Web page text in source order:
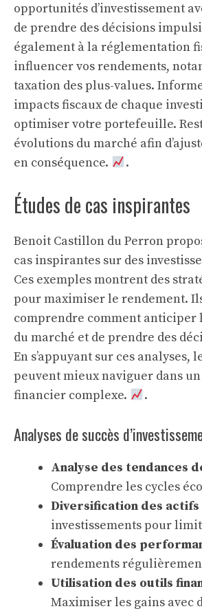
opportunités d’investissement
de prendre des décisions
également à laréglementation
influencer vos rendements,
taxation des plus-values.
impacts fiscaux de chaque
optimiser votre portefeuille.
évolutions du marché afin
en conséquence.
.
Études de cas inspirantes
Benoit Castillon du Perron
cas inspirantes sur des
Ces exemples montrent des
pour maximiser le rendement.
comprendre comment anticiper
du marché et de prendre des
En s’appuyant sur ces analyses,
peuvent mieux naviguer dans
financier complexe.
.
Analyses de succès
Analyse des tendances
Comprendre les cycles
Diversification des actifs
investissements pour
Évaluation des
rendements
Utilisation des outils
Maximiser les gains avec